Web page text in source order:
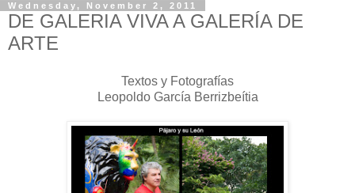
Wednesday, November 2, 2011
DE GALERIA VIVA A GALERÍA DE
ARTE
Textos y Fotografías
Leopoldo García Berrizbeítia